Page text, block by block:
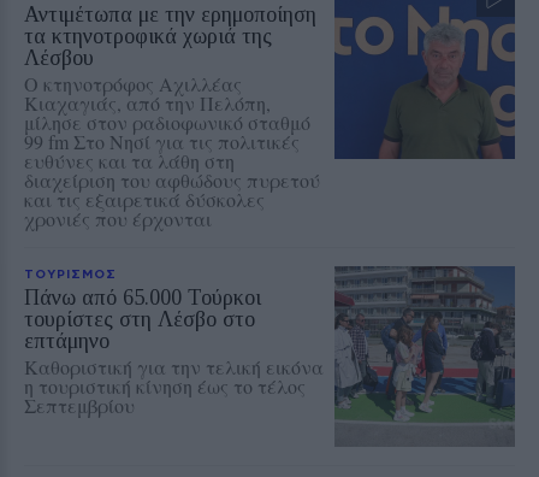
Αντιμέτωπα με την ερημοποίηση
τα κτηνοτροφικά χωριά της
Λέσβου
Ο κτηνοτρόφος Αχιλλέας
Κιαχαγιάς, από την Πελόπη,
μίλησε στον ραδιοφωνικό σταθμό
99 fm Στο Νησί για τις πολιτικές
ευθύνες και τα λάθη στη
διαχείριση του αφθώδους πυρετού
και τις εξαιρετικά δύσκολες
χρονιές που έρχονται
ΤΟΥΡΙΣΜΟΣ
Πάνω από 65.000 Τούρκοι
τουρίστες στη Λέσβο στο
επτάμηνο
Καθοριστική για την τελική εικόνα
η τουριστική κίνηση έως το τέλος
Σεπτεμβρίου